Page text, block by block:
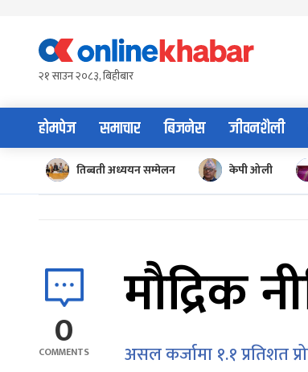
content२१ साउन २०८३, बिहीबार
होमपेज समाचार बिजनेस जीवनशैली
तिब्बती अध्ययन सम्मेलन केपी ओली
0
COMMENTS
मौद्रिक
असल कर्जामा १.१ प्रतिशत